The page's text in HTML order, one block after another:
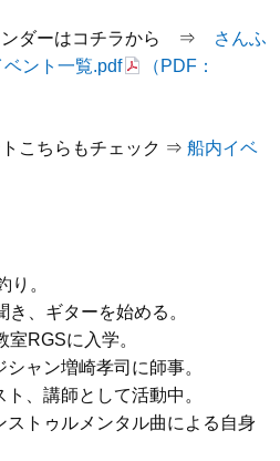
ンダーはコチラから ⇒
さんふ
ント一覧.pdf
（PDF：
こちらもチェック ⇒ 船内イベ
り。
、ギターを始める。
RGSに入学。
ャン増崎孝司に師事。
、講師として活動中。
ストゥルメンタル曲による自身